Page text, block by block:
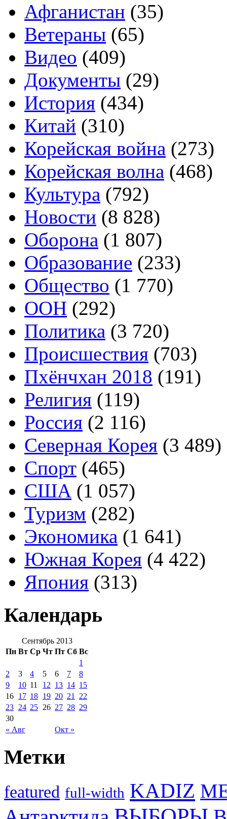
Афганистан (35)
Ветераны (65)
Видео (409)
Документы (29)
История (434)
Китай (310)
Корейская война (273)
Корейская волна (468)
Культура (792)
Новости (8 828)
Оборона (1 807)
Образование (233)
Общество (1 770)
ООН (292)
Политика (3 720)
Происшествия (703)
Пхёнчхан 2018 (191)
Религия (119)
Россия (2 116)
Северная Корея (3 489)
Спорт (465)
США (1 057)
Туризм (282)
Экономика (1 641)
Южная Корея (4 422)
Япония (313)
Календарь
Сентябрь 2013
Пн Вт Ср Чт Пт Сб Вс
« Авг Окт »
1
2
3 4 5 6 7
8
9
10 11 12 13 14 15
16 17 18 19 20 21
22
23 24 25 26 27 28 29
30
Метки
featured full-width KADIZ